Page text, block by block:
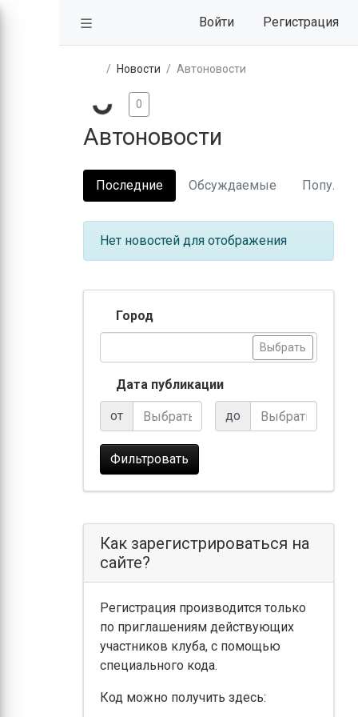
Войти Регистрация
Новости Автоновости
Автоновости
0
Последние Обсуждаемые
Нет новостей для отображения
Город
Выбрать
Дата публикации
от до
Фильтровать
Как зарегистрироваться на
сайте?
Регистрация производится только
по приглашениям действующих
участников клуба, с помощью
специального кода.
Код можно получить здесь: